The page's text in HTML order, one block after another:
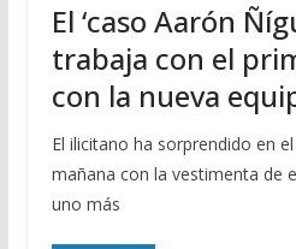
El ‘caso Aarón
trabaja con el
con la nueva
El ilicitano ha sorprendido en
mañana con la vestimenta de
uno más